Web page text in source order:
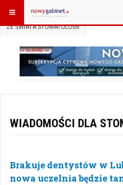
JESTEŚ TUTAJ: START
ZE ŚWIATA STOMATOLOGII
WIADOMOŚCI DLA
Brakuje dentystów w
nowa uczelnia będzie